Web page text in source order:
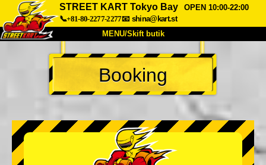
STREET KART Tokyo Bay
OPEN 10:00-22:00
📞+81-80-2277-2277📧 shina@kart.st
MENU/Skift butik
TOP
Om Specifikationer Pris
Virksomhed Booking
Skift butik
Tokyo Shinagawa Tokyo Akihabara#1
Booking